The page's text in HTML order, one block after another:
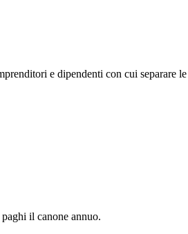
e dipendenti con cui separare
il canone annuo.